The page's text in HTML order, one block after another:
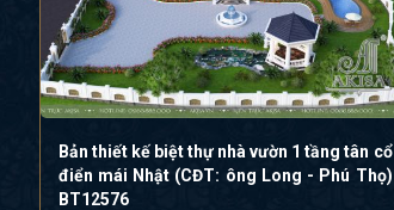
Bản thiết kế biệt thự nhà vườn 1 tầng tân cổ
điển mái Nhật (CĐT: ông Long - Phú Thọ)
BT12576